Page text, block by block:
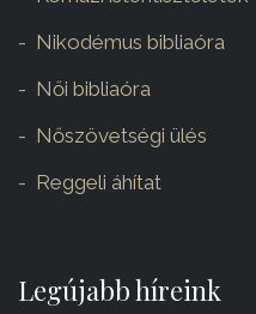
Nikodémus bibliaóra
Női bibliaóra
Nőszövetségi ülés
Reggeli áhítat
Legújabb híreink